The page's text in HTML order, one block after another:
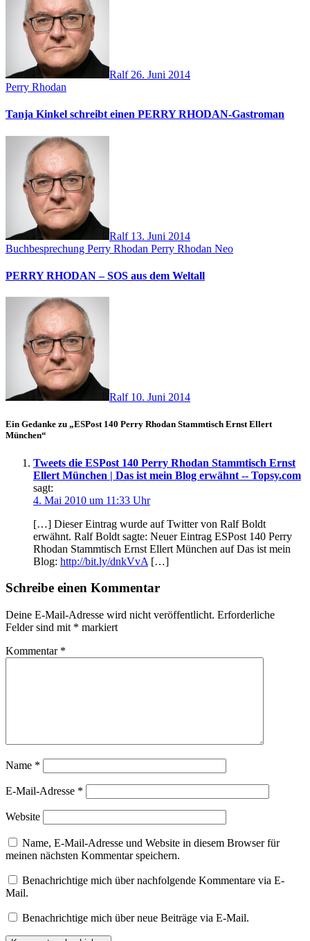
Ralf 26. Juni 2014
Perry Rhodan
Tanja Kinkel schreibt einen PERRY RHODAN-Gastroman
Ralf 13. Juni 2014
Buchbesprechung Perry Rhodan Perry Rhodan Neo
PERRY RHODAN – SOS aus dem Weltall
Ralf 10. Juni 2014
Ein Gedanke zu „ESPost 140 Perry Rhodan Stammtisch Ernst Ellert
München“
Tweets die ESPost 140 Perry Rhodan Stammtisch Ernst
Ellert München | Das ist mein Blog erwähnt -- Topsy.com
sagt:
4. Mai 2010 um 11:33 Uhr
[…] Dieser Eintrag wurde auf Twitter von Ralf Boldt
erwähnt. Ralf Boldt sagte: Neuer Eintrag ESPost 140 Perry
Rhodan Stammtisch Ernst Ellert München auf Das ist mein
Blog: http://bit.ly/dnkVvA […]
Schreibe einen Kommentar
Deine E-Mail-Adresse wird nicht veröffentlicht. Erforderliche
Felder sind mit * markiert
Kommentar *
Name *
E-Mail-Adresse *
Website
Name, E-Mail-Adresse und Website in diesem Browser für
meinen nächsten Kommentar speichern.
Benachrichtige mich über nachfolgende Kommentare via E-
Mail.
Benachrichtige mich über neue Beiträge via E-Mail.